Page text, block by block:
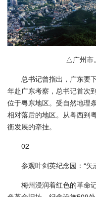
△广州市
总书记曾指出，广东要
年赴广东考察，总书记首次
位于粤东地区。受自然地理
相对落后的地区。从粤西到
衡发展的牵挂。
02
参观叶剑英纪念园：“矢
梅州浸润着红色的革命